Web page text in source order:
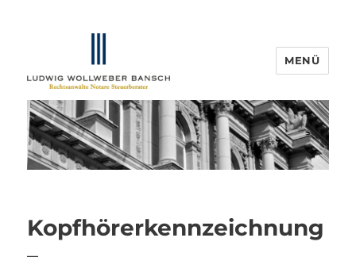
IP-Blogger.de
MENÜ
Kopfhörerkennzeichnung